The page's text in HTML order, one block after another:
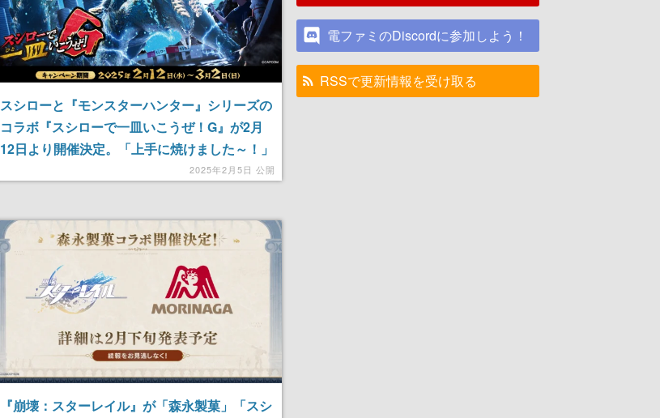
スシローと『モンスターハンター』シリーズの
コラボ『スシローで一皿いこうぜ！G』が2月
12日より開催決定。「上手に焼けました～！」
な骨付きソーセージや「回復薬風ボトル」付き
2025年2月5日 公開
『崩壊：スターレイル』が「森永製菓」「スシ
電ファミのDiscordに参加しよう！
RSSで更新情報を受け取る